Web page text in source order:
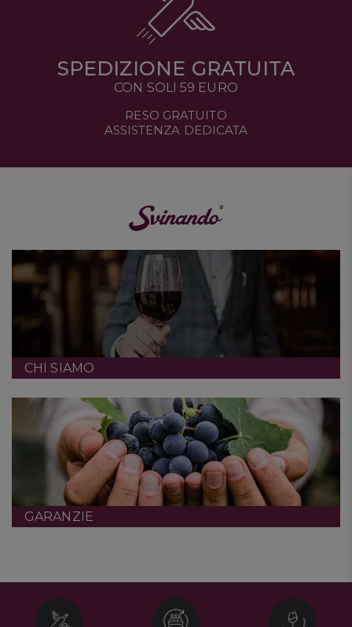
SPEDIZIONE GRATUITA
CON SOLI 59 EURO
RESO GRATUITO
ASSISTENZA DEDICATA
CHI SIAMO
GARANZIE